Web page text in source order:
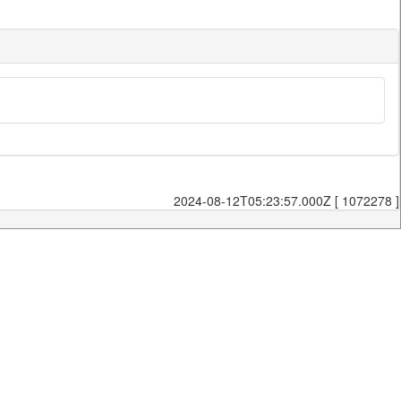
2024-08-12T05:23:57.000Z [ 1072278 ]